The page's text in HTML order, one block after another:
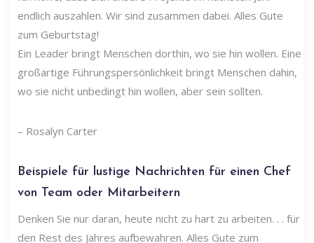
endlich auszahlen. Wir sind zusammen dabei. Alles Gute
zum Geburtstag!
Ein Leader bringt Menschen dorthin, wo sie hin wollen. Eine
großartige Führungspersönlichkeit bringt Menschen dahin,
wo sie nicht unbedingt hin wollen, aber sein sollten.
– Rosalyn Carter
Beispiele für lustige Nachrichten für einen Chef
von Team oder Mitarbeitern
Denken Sie nur daran, heute nicht zu hart zu arbeiten. . . für
den Rest des Jahres aufbewahren. Alles Gute zum